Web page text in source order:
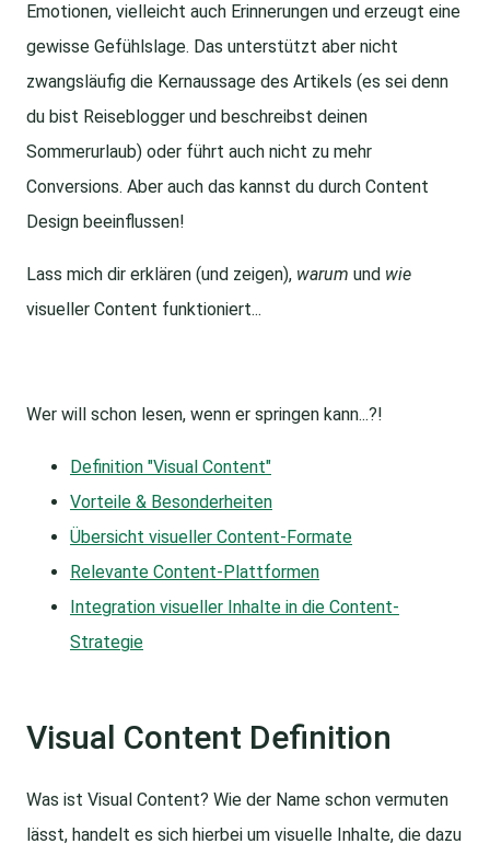
Emotionen, vielleicht auch Erinnerungen und erzeugt eine
gewisse Gefühlslage. Das unterstützt aber nicht
zwangsläufig die Kernaussage des Artikels (es sei denn
du bist Reiseblogger und beschreibst deinen
Sommerurlaub) oder führt auch nicht zu mehr
Conversions. Aber auch das kannst du durch Content
Design beeinflussen!
Lass mich dir erklären (und zeigen), warum und wie
visueller Content funktioniert...
Wer will schon lesen, wenn er springen kann...?!
Definition "Visual Content"
Vorteile & Besonderheiten
Übersicht visueller Content-Formate
Relevante Content-Plattformen
Integration visueller Inhalte in die Content-
Strategie
Visual Content Definition
Was ist Visual Content? Wie der Name schon vermuten
lässt, handelt es sich hierbei um visuelle Inhalte, die dazu